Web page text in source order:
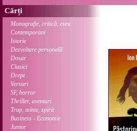
Cărți
Monografie, critică, eseu
Contemporani
Istorie
Dezvoltare personală
Dosar
Clasici
Drept
Versuri
SF, horror
Thriller, aventuri
Trup, minte, spirit
Business - Economie
Junior